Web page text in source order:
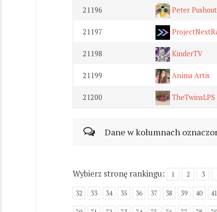
21196 Peter Pushout
21197
21198 KinderTV
21199 Anima Artis
21200 TheTwinsLPS
Dane w kolumnach
Wybierz stronę rankingu: 1 2 3
32 33 34 35 36 37 38 39 40 41